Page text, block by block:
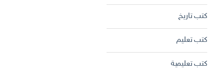
كتب تاريخ
كتب تعليم
كتب تعليمية